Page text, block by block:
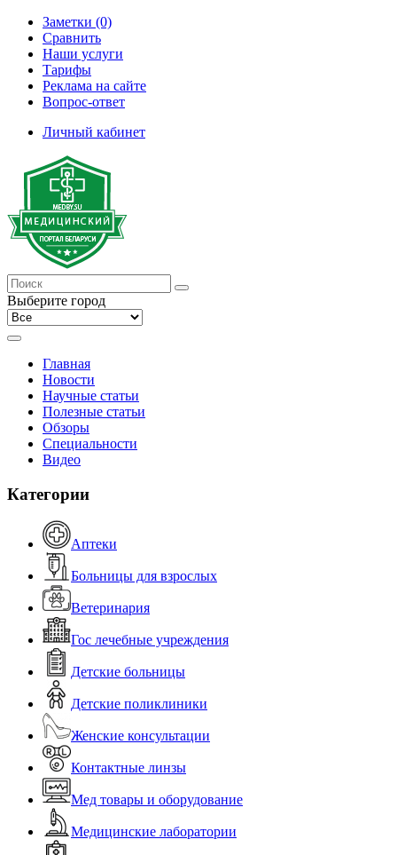
Заметки (0)
Сравнить
Наши услуги
Тарифы
Реклама на сайте
Вопрос-ответ
Личный кабинет
Выберите город
Главная
Новости
Научные статьи
Полезные статьи
Обзоры
Специальности
Видео
Категории
Аптеки
Больницы для взрослых
Ветеринария
Гос лечебные учреждения
Детские больницы
Детские поликлиники
Женские консультации
Контактные линзы
Мед товары и оборудование
Медицинские лаборатории